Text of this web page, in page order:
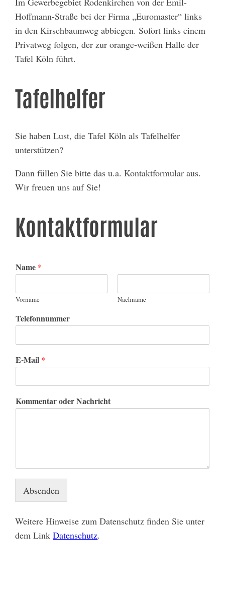
Hoffmann-Straße bei der Firma „Euromaster“ links
in den Kirschbaumweg abbiegen. Sofort links einem
Privatweg folgen, der zur orange-weißen Halle der
Tafel Köln führt.
Tafelhelfer
Sie haben Lust, die Tafel Köln als Tafelhelfer
unterstützen?
Dann füllen Sie bitte das u.a. Kontaktformular aus.
Wir freuen uns auf Sie!
Kontaktformular
Name *
Vorname Nachname
Telefonnummer
E-Mail *
Kommentar oder Nachricht
Absenden
Weitere Hinweise zum Datenschutz finden Sie unter
dem LinkDatenschutz.